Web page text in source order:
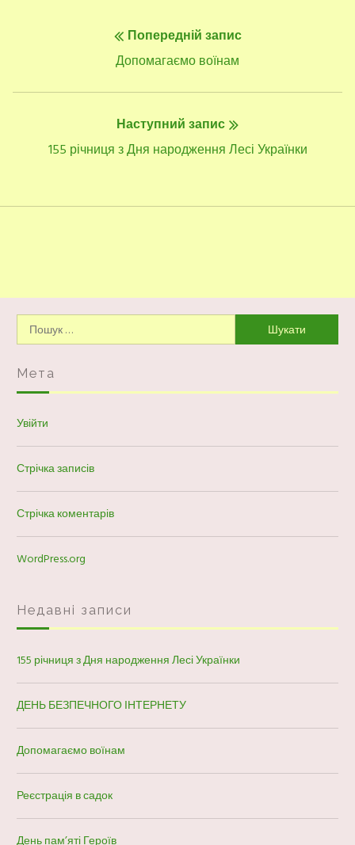
Попередній запис
Попередній
Допомагаємо воїнам
Наступний запис
Наступний
155 річниця з Дня народження Лесі Українки
Пошук:
Мета
Увійти
Стрічка записів
Стрічка коментарів
WordPress.org
Недавні записи
155 річниця з Дня народження Лесі Українки
ДЕНЬ БЕЗПЕЧНОГО ІНТЕРНЕТУ
Допомагаємо воїнам
Реєстрація в садок
День пам’яті Героїв